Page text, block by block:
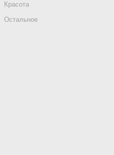
Красота
Остальное